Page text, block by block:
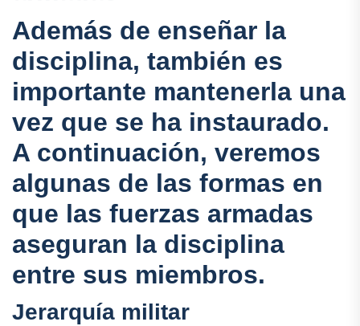
Además de enseñar la
disciplina, también es
importante mantenerla una
vez que se ha instaurado.
A continuación, veremos
algunas de las formas en
que las fuerzas armadas
aseguran la disciplina
entre sus miembros.
Jerarquía militar